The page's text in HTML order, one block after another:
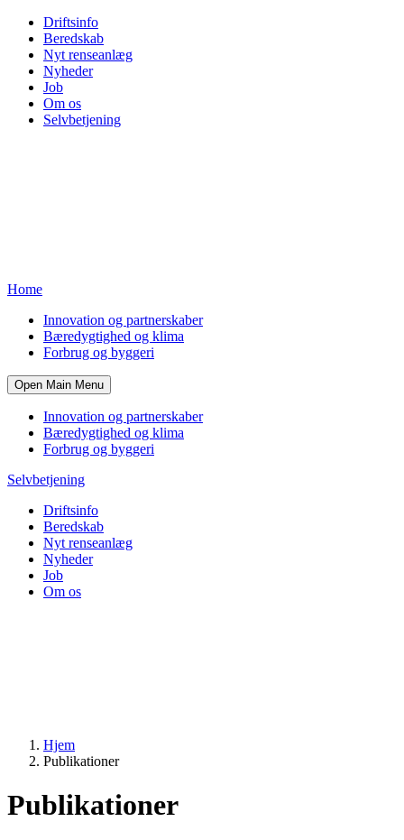
Driftsinfo
Beredskab
Nyt renseanlæg
Nyheder
Job
Om os
Selvbetjening
Home
Innovation og partnerskaber
Bæredygtighed og klima
Forbrug og byggeri
Open Main Menu
Innovation og partnerskaber
Bæredygtighed og klima
Forbrug og byggeri
Selvbetjening
Driftsinfo
Beredskab
Nyt renseanlæg
Nyheder
Job
Om os
Hjem
Publikationer
Publikationer